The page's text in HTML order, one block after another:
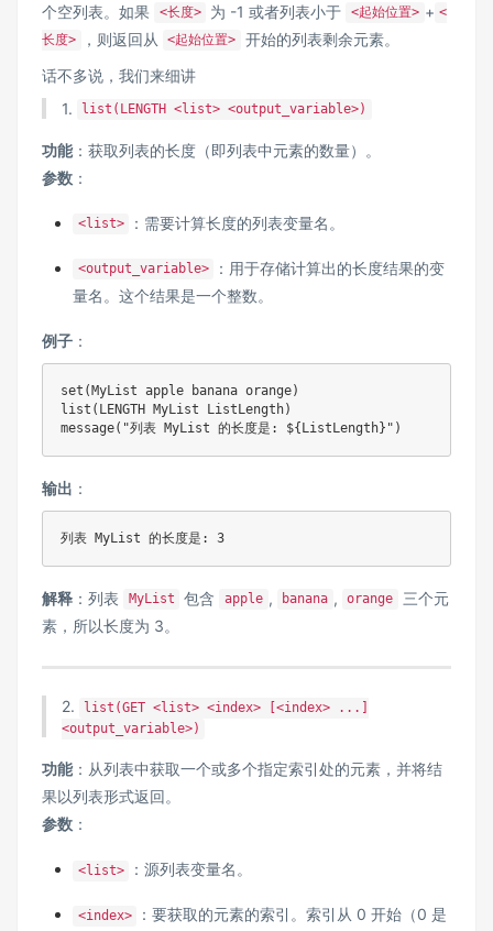
个空列表。如果
<长度> 为 -1 或者列表小于 <起始位置> + <
长度>
，则返回从 <起始位置>
开始的列表剩余元素。
话不多说，我们来细讲
1.
list(LENGTH <list> <output_variable>)
功能：获取列表的长度（即列表中元素的数量）。
参数 ：
<list> ：需要计算长度的列表变量名。
<output_variable>
：用于存储计算出的长度结果的变
量名。这个结果是一个整数。
例子 ：
set(MyList apple banana orange)
list(LENGTH MyList ListLength)
message("列表 MyList 的长度是: ${ListLength}")
输出 ：
列表 MyList 的长度是: 3
解释 ：列表 MyList 包含 apple , banana , orange
三个元
素，所以长度为 3。
2.
list(GET <list> <index> [<index> ...]
<output_variable>)
功能：从列表中获取一个或多个指定索引处的元素，并将结
果以列表形式返回。
参数 ：
<list> ：源列表变量名。
<index>
：要获取的元素的索引。索引从 0 开始（0 是